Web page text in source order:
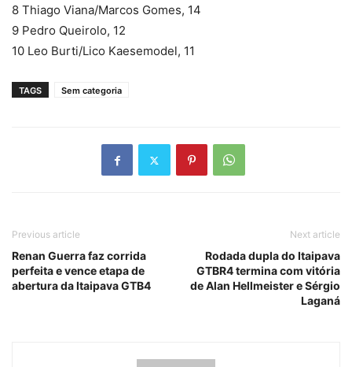
8 Thiago Viana/Marcos Gomes, 14
9 Pedro Queirolo, 12
10 Leo Burti/Lico Kaesemodel, 11
TAGS Sem categoria
Previous article
Renan Guerra faz corrida
perfeita e vence etapa de
abertura da Itaipava GTB4
Next article
Rodada dupla do Itaipava
GTBR4 termina com vitória
de Alan Hellmeister e Sérgio
Laganá